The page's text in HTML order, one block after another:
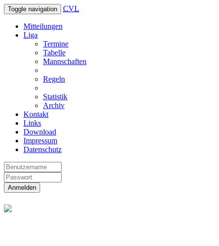
Toggle navigation CVL
Mitteilungen
Liga
Termine
Tabelle
Mannschaften
Regeln
Statistik
Archiv
Kontakt
Links
Download
Impressum
Datenschutz
Anmelden